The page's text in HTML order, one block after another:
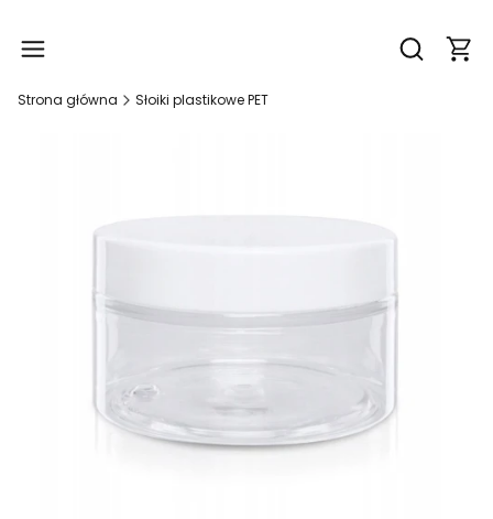
Otwórz
Strona główna Słoiki plastikowe PET